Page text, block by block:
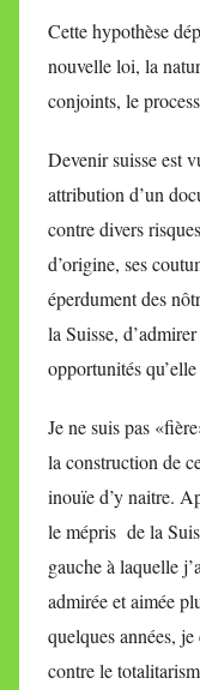
Cette hypothèse
nouvelle loi, la
conjoints, le
Devenir suisse est
attribution d’un
contre divers
d’origine, ses
éperdument des
la Suisse,
opportunités
Je ne suis pas
la construction de
inouïe d’y naitre.
le mépris de la
gauche à laquelle
admirée et aimée
quelques années,
contre le